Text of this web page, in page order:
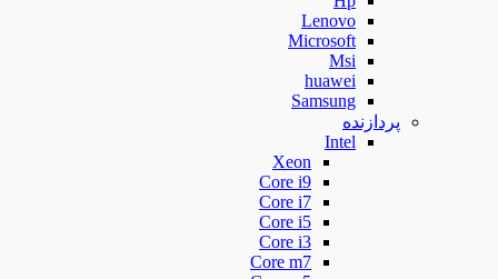
Lenovo
Microsoft
Msi
huawei
Samsung
پردازنده
Intel
Xeon
Core i9
Core i7
Core i5
Core i3
Core m7